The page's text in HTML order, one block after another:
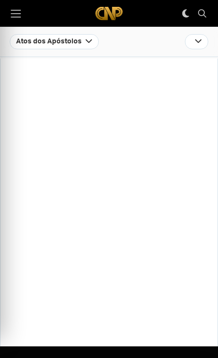
Atos dos Apóstolos